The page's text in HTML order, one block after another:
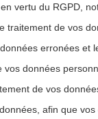
vertu du RGPD,
traitement de vos
erronées et
vos données
de vos
afin que